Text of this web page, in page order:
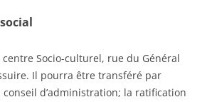
centre Socio-culturel, rue du Général
Il pourra être transféré par
d’administration; la ratification